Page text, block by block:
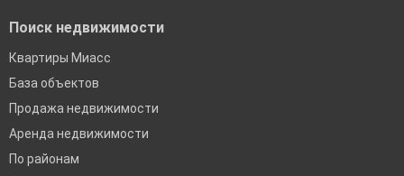
Поиск недвижимости
Квартиры Миасс
База объектов
Продажа недвижимости
Аренда недвижимости
По районам